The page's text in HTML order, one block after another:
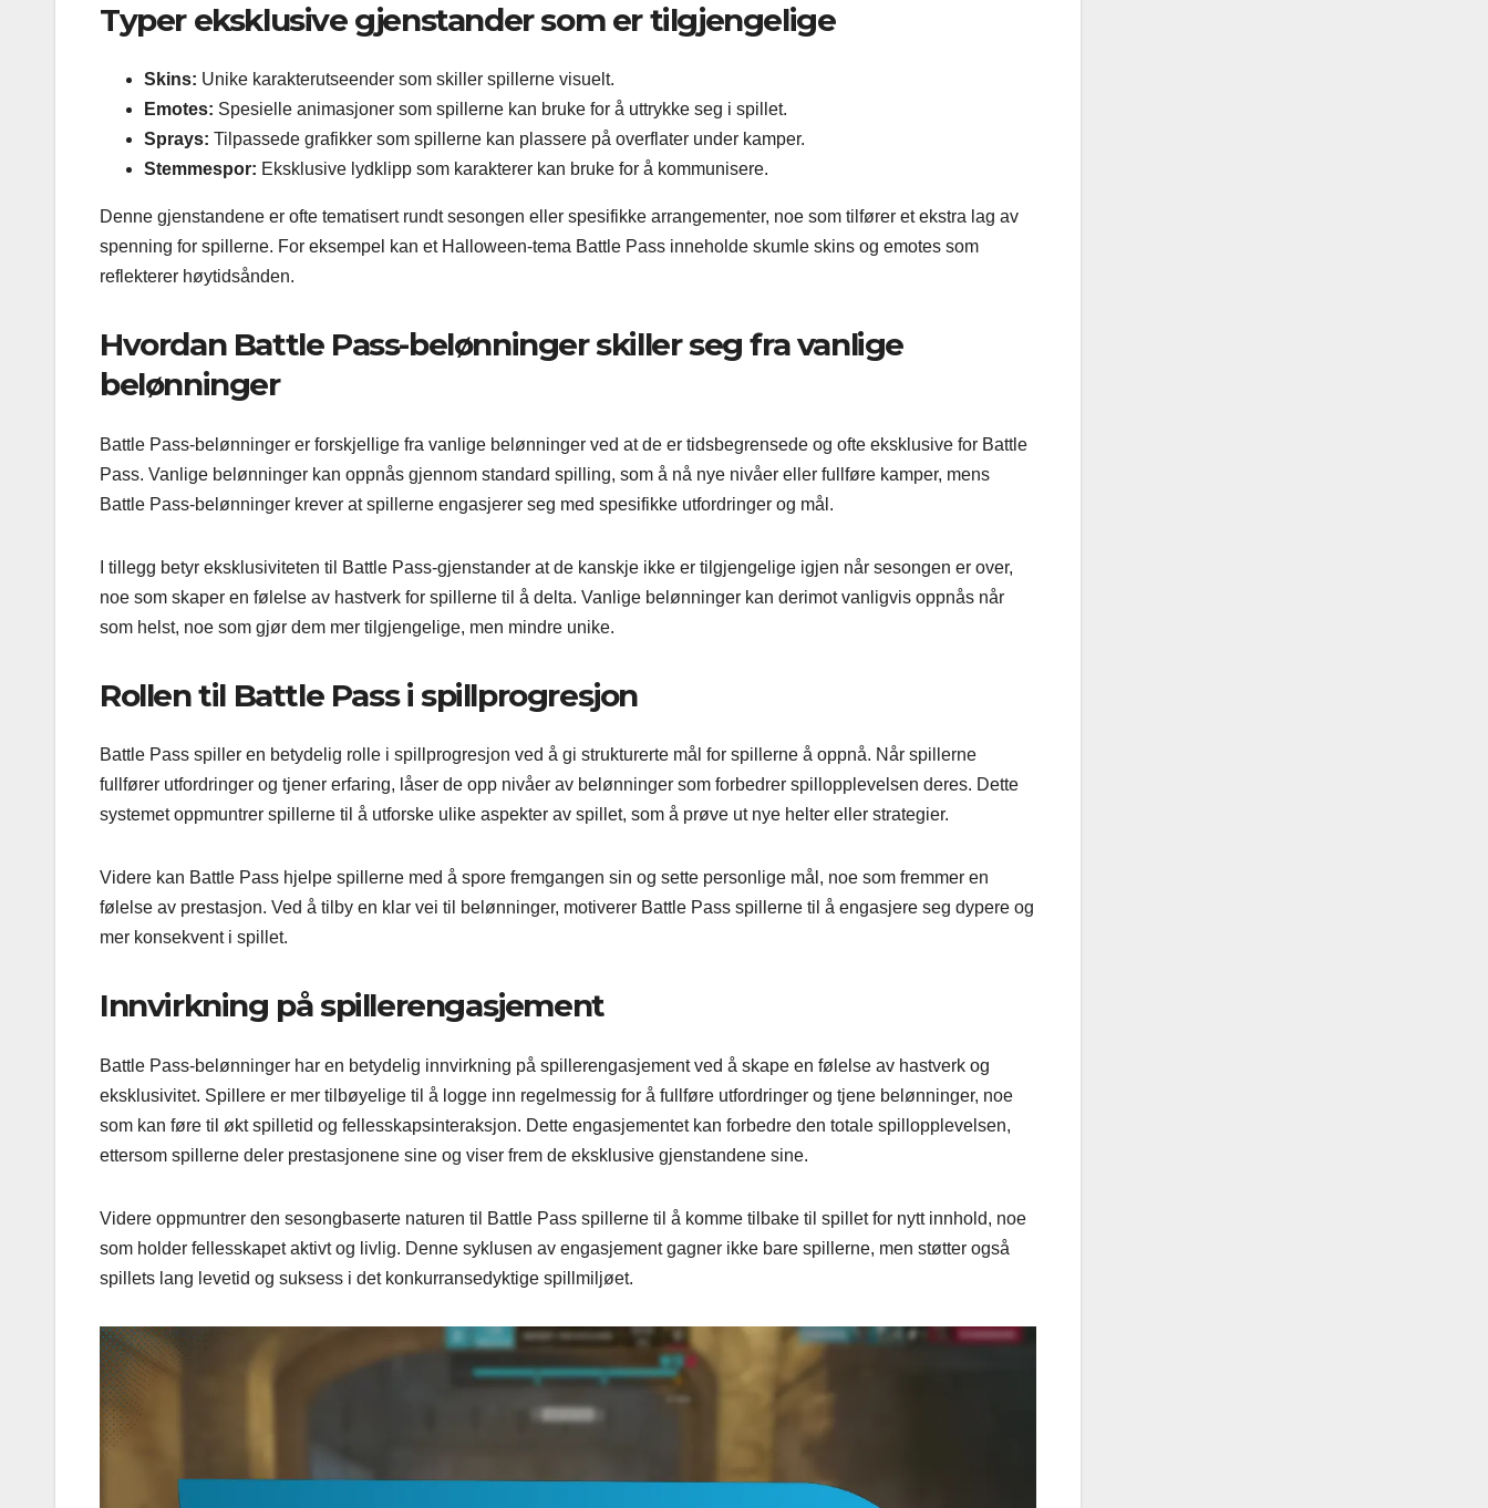
Typer eksklusive gjenstander som er tilgjengelige
Skins: Unike karakterutseender som skiller spillerne visuelt.
Emotes: Spesielle animasjoner som spillerne kan bruke for å uttrykke seg i spillet.
Sprays: Tilpassede grafikker som spillerne kan plassere på overflater under kamper.
Stemmespor: Eksklusive lydklipp som karakterer kan bruke for å kommunisere.
Denne gjenstandene er ofte tematisert rundt sesongen eller spesifikke arrangementer, noe som tilfører et ekstra lag av
spenning for spillerne. For eksempel kan et Halloween-tema Battle Pass inneholde skumle skins og emotes som
reflekterer høytidsånden.
Hvordan Battle Pass-belønninger skiller seg fra vanlige
belønninger
Battle Pass-belønninger er forskjellige fra vanlige belønninger ved at de er tidsbegrensede og ofte eksklusive for Battle
Pass. Vanlige belønninger kan oppnås gjennom standard spilling, som å nå nye nivåer eller fullføre kamper, mens
Battle Pass-belønninger krever at spillerne engasjerer seg med spesifikke utfordringer og mål.
I tillegg betyr eksklusiviteten til Battle Pass-gjenstander at de kanskje ikke er tilgjengelige igjen når sesongen er over,
noe som skaper en følelse av hastverk for spillerne til å delta. Vanlige belønninger kan derimot vanligvis oppnås når
som helst, noe som gjør dem mer tilgjengelige, men mindre unike.
Rollen til Battle Pass i spillprogresjon
Battle Pass spiller en betydelig rolle i spillprogresjon ved å gi strukturerte mål for spillerne å oppnå. Når spillerne
fullfører utfordringer og tjener erfaring, låser de opp nivåer av belønninger som forbedrer spillopplevelsen deres. Dette
systemet oppmuntrer spillerne til å utforske ulike aspekter av spillet, som å prøve ut nye helter eller strategier.
Videre kan Battle Pass hjelpe spillerne med å spore fremgangen sin og sette personlige mål, noe som fremmer en
følelse av prestasjon. Ved å tilby en klar vei til belønninger, motiverer Battle Pass spillerne til å engasjere seg dypere og
mer konsekvent i spillet.
Innvirkning på spillerengasjement
Battle Pass-belønninger har en betydelig innvirkning på spillerengasjement ved å skape en følelse av hastverk og
eksklusivitet. Spillere er mer tilbøyelige til å logge inn regelmessig for å fullføre utfordringer og tjene belønninger, noe
som kan føre til økt spilletid og fellesskapsinteraksjon. Dette engasjementet kan forbedre den totale spillopplevelsen,
ettersom spillerne deler prestasjonene sine og viser frem de eksklusive gjenstandene sine.
Videre oppmuntrer den sesongbaserte naturen til Battle Pass spillerne til å komme tilbake til spillet for nytt innhold, noe
som holder fellesskapet aktivt og livlig. Denne syklusen av engasjement gagner ikke bare spillerne, men støtter også
spillets lang levetid og suksess i det konkurransedyktige spillmiljøet.